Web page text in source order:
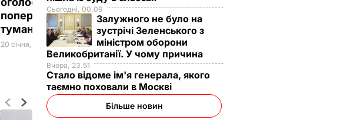
попередження через
туман – ДСНС
20 січня, 09.54СУСПІЛЬСТВО
Сьогодні, 00.09
Залужного не було на
зустрічі Зеленського з
міністром оборони
Великобританії. У чому причина
Вчора, 23.51
Стало відоме ім'я генерала, якого
таємно поховали в Москві
Більше новин